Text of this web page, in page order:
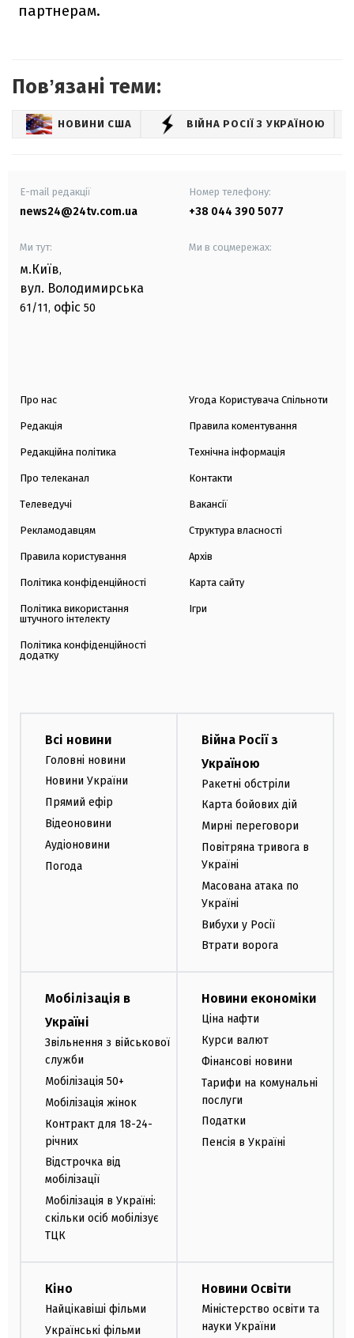
партнерам.
Повʼязані теми:
НОВИНИ США ВІЙНА РОСІЇ З УКРАЇНОЮ
E-mail редакції
news24@24tv.com.ua
Номер телефону:
+38 044 390 5077
Ми тут:
м.Київ,
вул. Володимирська
61/11, офіс 50
Ми в соцмережах:
Про нас
Редакція
Редакційна політика
Про телеканал
Телеведучі
Рекламодавцям
Правила користування
Політика конфіденційності
Політика використання
штучного інтелекту
Політика конфіденційності
додатку
Угода Користувача Спільноти
Правила коментування
Технічна інформація
Контакти
Вакансії
Структура власності
Архів
Карта сайту
Ігри
Всі новини
Головні новини
Новини України
Прямий ефір
Відеоновини
Аудіоновини
Погода
Війна Росії з
Україною
Ракетні обстріли
Карта бойових дій
Мирні переговори
Повітряна тривога в
Україні
Масована атака по
Україні
Вибухи у Росії
Втрати ворога
Мобілізація в
Україні
Звільнення з військової
служби
Мобілізація 50+
Мобілізація жінок
Контракт для 18-24-
річних
Відстрочка від
мобілізації
Мобілізація в Україні:
скільки осіб мобілізує
ТЦК
Новини економіки
Ціна нафти
Курси валют
Фінансові новини
Тарифи на комунальні
послуги
Податки
Пенсія в Україні
Кіно
Найцікавіші фільми
Українські фільми
Новини Освіти
Міністерство освіти та
науки України